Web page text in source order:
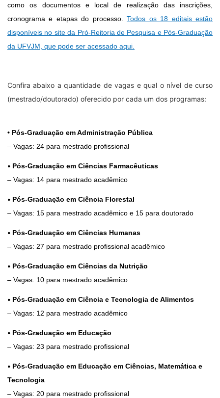
como os documentos e local de realização das inscrições,
cronograma e etapas do processo.Todos os 18 editais estão
disponíveis no site da Pró-Reitoria de Pesquisa e Pós-Graduação
da UFVJM, que pode ser acessado aqui.
Confira abaixo a quantidade de vagas e qual o nível de curso
(mestrado/doutorado) oferecido por cada um dos programas:
• Pós-Graduação em Administração Pública
– Vagas: 24 para mestrado profissional
• Pós-Graduação em Ciências Farmacêuticas
– Vagas: 14 para mestrado acadêmico
• Pós-Graduação em Ciência Florestal
– Vagas: 15 para mestrado acadêmico e 15 para doutorado
• Pós-Graduação em Ciências Humanas
– Vagas: 27 para mestrado profissional acadêmico
• Pós-Graduação em Ciências da Nutrição
– Vagas: 10 para mestrado acadêmico
• Pós-Graduação em Ciência e Tecnologia de Alimentos
– Vagas: 12 para mestrado acadêmico
• Pós-Graduação em Educação
– Vagas: 23 para mestrado profissional
• Pós-Graduação em Educação em Ciências, Matemática e
Tecnologia
– Vagas: 20 para mestrado profissional